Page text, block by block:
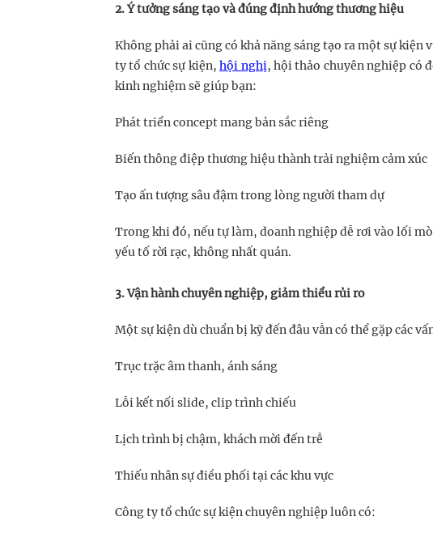
2. Ý tưởng sáng tạo và đúng định hướng thương hiệu
Không phải ai cũng có khả năng sáng tạo ra một sự
ty tổ chức sự kiện,hội nghị, hội thảo chuyên nghiệp có
kinh nghiệm sẽ giúp bạn:
Phát triển concept mang bản sắc riêng
Biến thông điệp thương hiệu thành trải nghiệm cảm xúc
Tạo ấn tượng sâu đậm trong lòng người tham dự
Trong khi đó, nếu tự làm, doanh nghiệp dễ rơi vào lối
yếu tố rời rạc, không nhất quán.
3. Vận hành chuyên nghiệp, giảm thiểu rủi ro
Một sự kiện dù chuẩn bị kỹ đến đâu vẫn có thể gặp các
Trục trặc âm thanh, ánh sáng
Lỗi kết nối slide, clip trình chiếu
Lịch trình bị chậm, khách mời đến trễ
Thiếu nhân sự điều phối tại các khu vực
Công ty tổ chức sự kiện chuyên nghiệp luôn có: